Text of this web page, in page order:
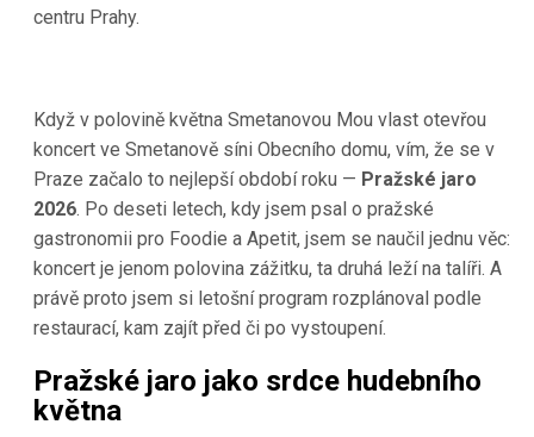
centru Prahy.
Když v polovině května Smetanovou Mou vlast otevřou
koncert ve Smetanově síni Obecního domu, vím, že se v
Praze začalo to nejlepší období roku — Pražské jaro
2026. Po deseti letech, kdy jsem psal o pražské
gastronomii pro Foodie a Apetit, jsem se naučil jednu věc:
koncert je jenom polovina zážitku, ta druhá leží na talíři. A
právě proto jsem si letošní program rozplánoval podle
restaurací, kam zajít před či po vystoupení.
Pražské jaro jako srdce hudebního
května